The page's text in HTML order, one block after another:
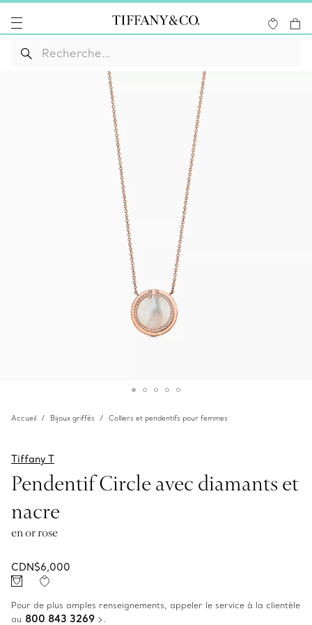
Accueil Bijoux griffés Colliers et pendentifs pour femmes
Tiffany T
Pendentif Circle avec diamants et
nacre
en or rose
CDN$6,000
Pour de plus amples renseignements, appeler le service à la clientèle
au 800 843 3269 .